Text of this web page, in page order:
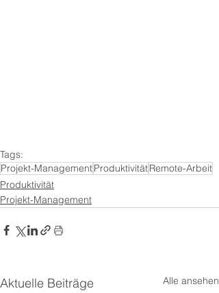
Tags:
Projekt-ManagementProduktivitätRemote-Arbeit
Produktivität
Projekt-Management
Aktuelle Beiträge Alle ansehen